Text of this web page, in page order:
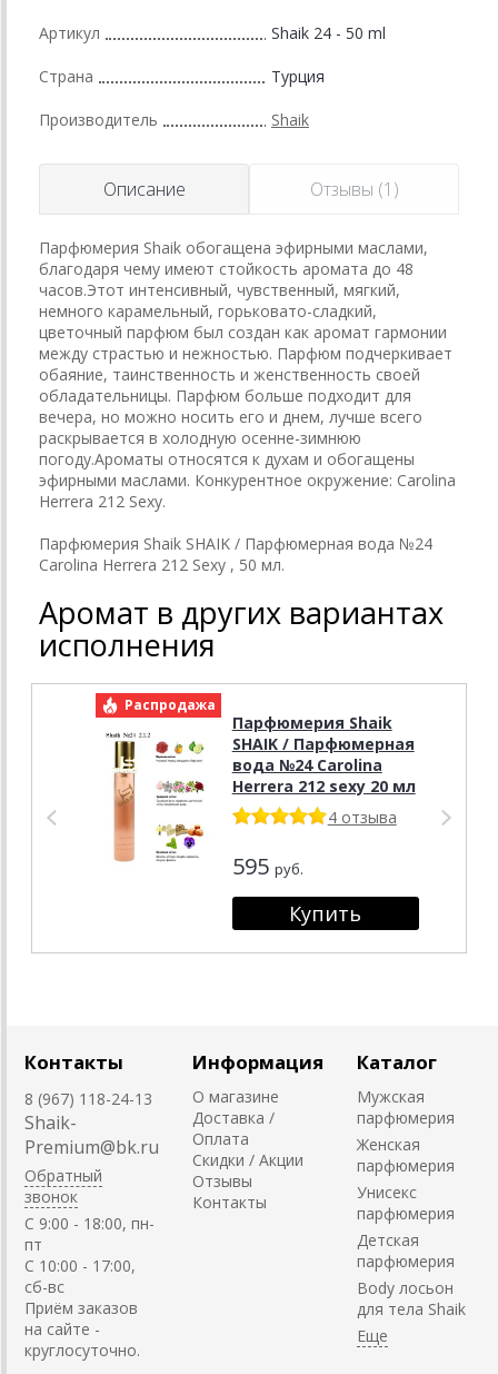
Артикул Shaik 24 - 50 ml
Страна Турция
Производитель Shaik
Описание Отзывы (1)
Парфюмерия Shaik обогащена эфирными маслами,
благодаря чему имеют стойкость аромата до 48
часов.Этот интенсивный, чувственный, мягкий,
немного карамельный, горьковато-сладкий,
цветочный парфюм был создан как аромат гармонии
между страстью и нежностью. Парфюм подчеркивает
обаяние, таинственность и женственность своей
обладательницы. Парфюм больше подходит для
вечера, но можно носить его и днем, лучше всего
раскрывается в холодную осенне-зимнюю
погоду.Ароматы относятся к духам и обогащены
эфирными маслами. Конкурентное окружение: Carolina
Herrera 212 Sexy.
Парфюмерия Shaik SHAIK / Парфюмерная вода №24
Carolina Herrera 212 Sexy , 50 мл.
Аромат в других вариантах
исполнения
Распродажа
Парфюмерия Shaik
SHAIK / Парфюмерная
вода №24 Carolina
Herrera 212 sexy 20 мл
4 отзыва
595 руб.
Контакты
8 (967) 118-24-13
Shaik-
Premium@bk.ru
Обратный
звонок
C 9:00 - 18:00, пн-
пт
С 10:00 - 17:00,
сб-вс
Приём заказов
на сайте -
круглосуточно.
Информация
О магазине
Доставка /
Оплата
Скидки / Акции
Отзывы
Контакты
Каталог
Мужская
парфюмерия
Женская
парфюмерия
Унисекс
парфюмерия
Детская
парфюмерия
Body лосьон
для тела Shaik